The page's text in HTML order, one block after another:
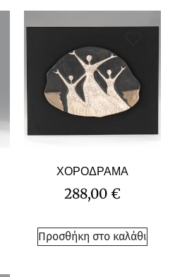
ΧΟΡΟΔΡΑΜΑ
288,00 €
Προσθήκη στο καλάθι